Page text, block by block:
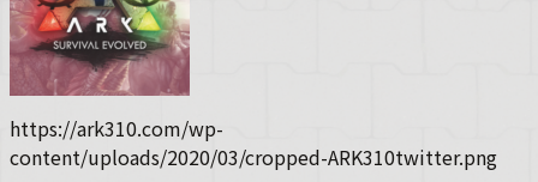
https://ark310.com/wp-
content/uploads/2020/03/cropped-ARK310twitter.png